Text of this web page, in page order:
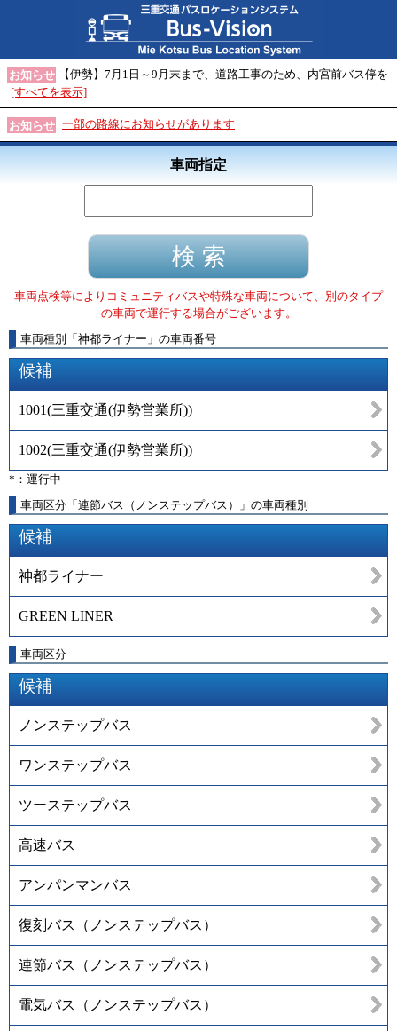
お知らせ
【伊勢】7月1日～9月末まで、道路工事のため、内宮前バス停を
[すべてを表示]
お知らせ 一部の路線にお知らせがあります
車両指定
車両点検等によりコミュニティバスや特殊な車両について、別のタイプ
の車両で運行する場合がございます。
車両種別
「 神都ライナー 」 の車両番号
候補
1001(三重交通(伊勢営業所))
1002(三重交通(伊勢営業所))
*：運行中
車両区分「連節バス（ノンステップバス）」の車両種別
候補
神都ライナー
GREEN LINER
車両区分
候補
ノンステップバス
ワンステップバス
ツーステップバス
高速バス
アンパンマンバス
復刻バス（ノンステップバス）
連節バス（ノンステップバス）
電気バス（ノンステップバス）